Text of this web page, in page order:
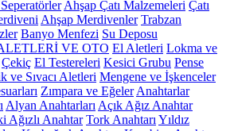
Ahşap Çatı Malzemeleri Çatı
Ahşap Merdivenler Trabzan
Banyo Menfezi Su Deposu
VE OTO El Aletleri Lokma ve
Çekiç El Testereleri Kesici Grubu Pense
ve Sıvacı Aletleri Mengene ve İşkenceler
Zımpara ve Eğeler Anahtarlar
Alyan Anahtarları Açık Ağız Anahtar
Ağızlı Anahtar Tork Anahtarı Yıldız